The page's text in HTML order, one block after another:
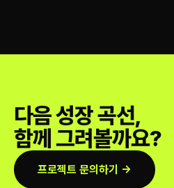
다음 성장 곡선,
함께 그려볼까요?
프로젝트 문의하기 →